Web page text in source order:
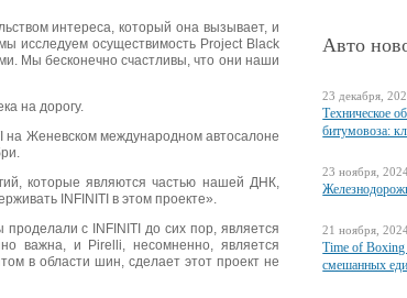
интереса, который она вызывает, и
исследуем осуществимость Project Black
Мы бесконечно счастливы, что они наши
на дорогу.
на Женевском международном автосалоне
которые являются частью нашей ДНК,
INFINITI в этом проекте».
с INFINITI до сих пор, является
важна, и Pirelli, несомненно, является
в области шин, сделает этот проект не
Авто
23 декабря,
Техническое
битумовоза:
23 ноября,
21 ноября,
Time of Boxing
смешанных